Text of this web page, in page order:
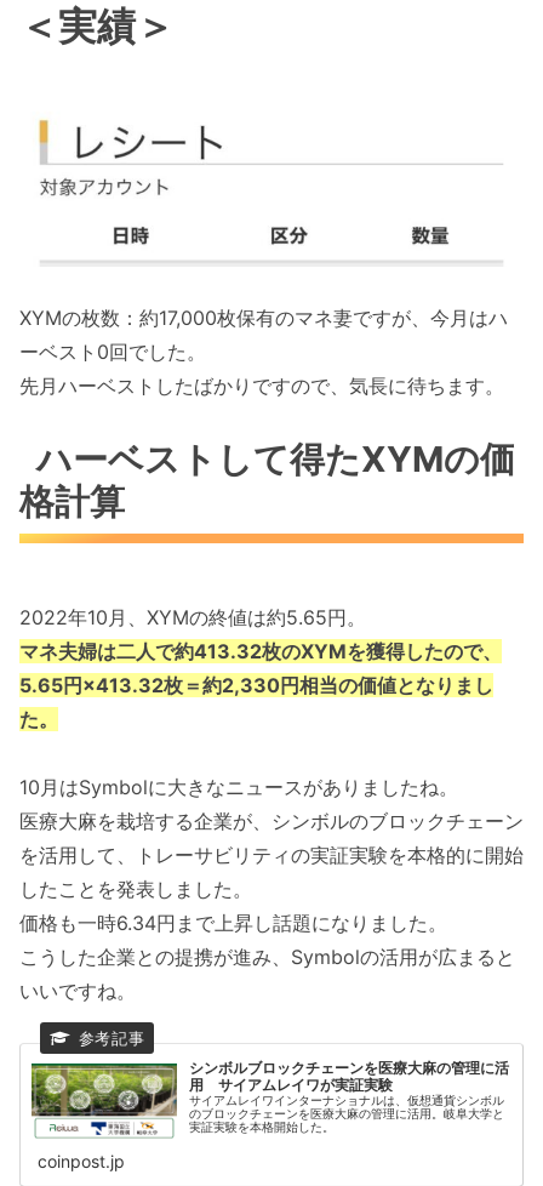
＜実績＞
XYMの枚数：約17,000枚保有のマネ妻ですが、今月はハ
ーベスト0回でした。
先月ハーベストしたばかりですので、気長に待ちます。
ハーベストして得たXYMの価
格計算
2022年10月、XYMの終値は約5.65円。
マネ夫婦は二人で約413.32枚のXYMを獲得したので、
5.65円×413.32枚＝約2,330円相当の価値となりまし
た。
10月はSymbolに大きなニュースがありましたね。
医療大麻を栽培する企業が、シンボルのブロックチェーン
を活用して、トレーサビリティの実証実験を本格的に開始
したことを発表しました。
価格も一時6.34円まで上昇し話題になりました。
こうした企業との提携が進み、Symbolの活用が広まると
いいですね。
シンボルブロックチェーンを医療大麻の管理に活
用 サイアムレイワが実証実験
サイアムレイワインターナショナルは、仮想通貨シンボル
のブロックチェーンを医療大麻の管理に活用。岐阜大学と
実証実験を本格開始した。
coinpost.jp